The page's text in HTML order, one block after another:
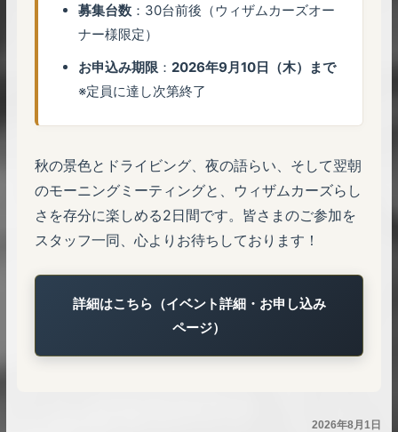
募集台数 ：30台前後（ウィザムカーズオー
ナー様限定）
お申込み期限 ： 2026年9月10日（木）まで
※定員に達し次第終了
秋の景色とドライビング、夜の語らい、そして翌朝
のモーニングミーティングと、ウィザムカーズらし
さを存分に楽しめる2日間です。皆さまのご参加を
スタッフ一同、心よりお待ちしております！
詳細はこちら（イベント詳細・お申し込み
ページ）
2026年8月1日